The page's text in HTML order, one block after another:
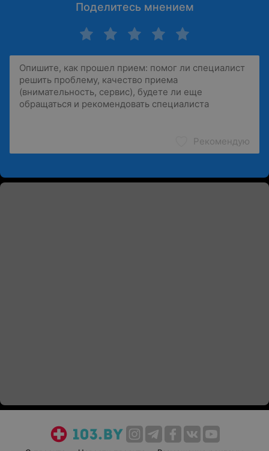
Поделитесь мнением
Рекомендую